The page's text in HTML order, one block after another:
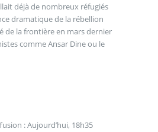
déjà de nombreux réfugiés
dramatique de la rébellion
de la frontière en mars dernier
comme Ansar Dine ou le
: Aujourd’hui, 18h35